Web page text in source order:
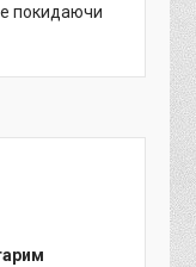
покидаючи